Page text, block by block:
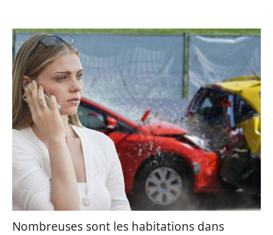
Nombreuses sont les habitations dans